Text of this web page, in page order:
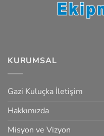
KURUMSAL
Gazi Kuluçka İletişim
Hakkımızda
Misyon ve Vizyon